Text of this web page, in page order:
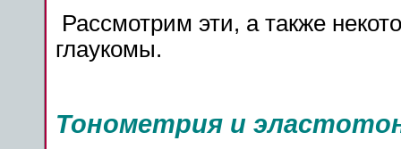
Рассмотрим эти, а также
глаукомы.
Тонометрия и